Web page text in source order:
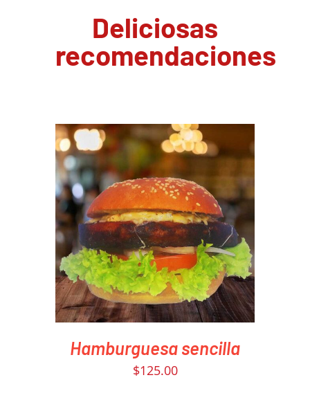
Deliciosas
recomendaciones
PEDIR AHORA
/
DETAILS
Hamburguesa sencilla
$125.00